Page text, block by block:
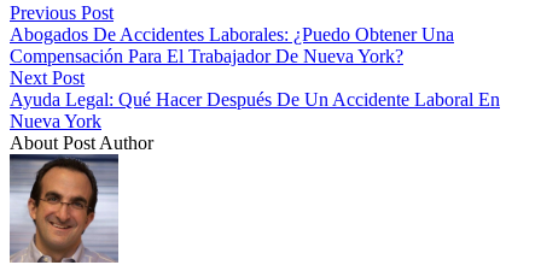
Previous Post
Abogados De Accidentes Laborales: ¿Puedo Obtener Una
Compensación Para El Trabajador De Nueva York?
Next Post
Ayuda Legal: Qué Hacer Después De Un Accidente Laboral En
Nueva York
About Post Author